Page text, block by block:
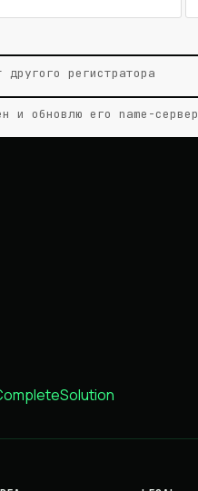
регистратора
и обновлю его name-